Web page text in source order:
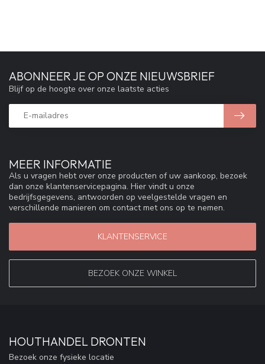
MEER INFORMATIE
Als u vragen hebt over onze producten of uw aankoop, bezoek
dan onze klantenservicepagina. Hier vindt u onze
bedrijfsgegevens, antwoorden op veelgestelde vragen en
verschillende manieren om contact met ons op te nemen.
KLANTENSERVICE
BEZOEK ONZE WINKEL
ABONNEER JE OP ONZE NIEUWSBRIEF
Blijf op de hoogte over onze laatste acties
HOUTHANDEL DRONTEN
Bezoek onze fysieke locatie